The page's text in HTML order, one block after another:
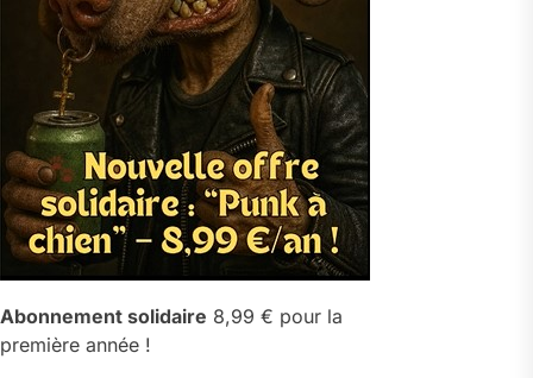
Abonnement solidaire 8,99 € pour la
première année !